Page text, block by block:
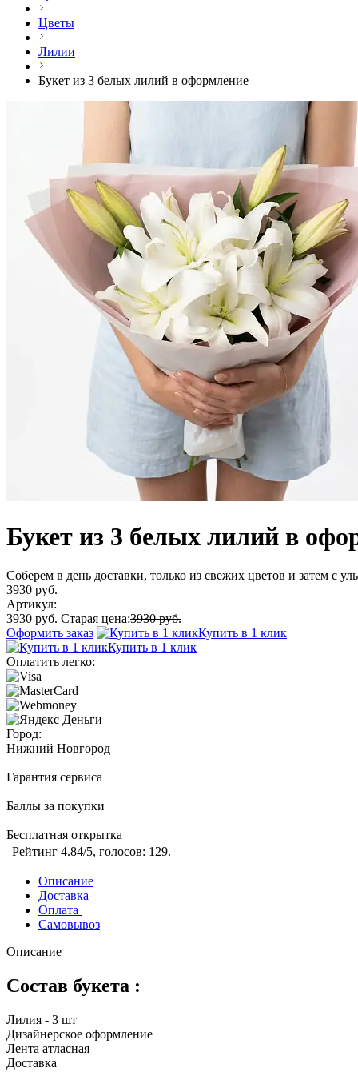
Цветы
Лилии
Букет из 3 белых лилий в оформление
Букет из 3 белых лилий в
Соберем в день доставки, только из свежих цветов и затем с
3930 руб.
Артикул:
3930 руб. Старая цена:3930 руб.
Оформить заказ
Купить в 1 клик
Купить в 1 клик
Оплатить легко:
Город:
Нижний Новгород
Гарантия сервиса
Баллы за покупки
Бесплатная открытка
Рейтинг 4.84/5, голосов: 129.
Описание
Доставка
Оплата
Самовывоз
Описание
Состав букета :
Лилия - 3 шт
Дизайнерское оформление
Лента атласная
Доставка